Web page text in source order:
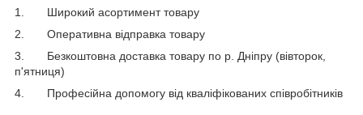
1.
Широкий асортимент товару
2.
Оперативна відправка товару
3.
Безкоштовна доставка товару по р. Дніпру (вівторок,
п'ятниця)
4.
Професійна допомогу від кваліфікованих співробітників